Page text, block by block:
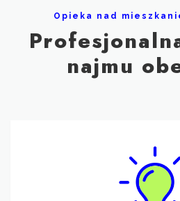
Opieka nad
najmu